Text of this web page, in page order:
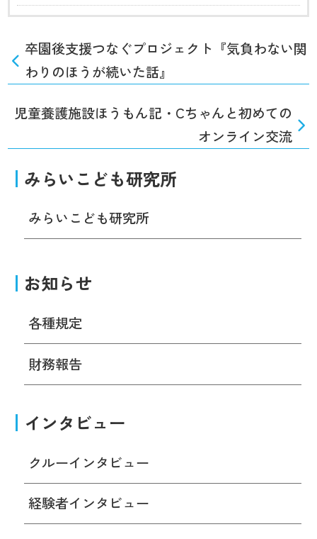
卒園後支援つなぐプロジェクト『気負わない関
わりのほうが続いた話』
児童養護施設ほうもん記・Cちゃんと初めての
オンライン交流
みらいこども研究所
みらいこども研究所
お知らせ
各種規定
財務報告
インタビュー
クルーインタビュー
経験者インタビュー